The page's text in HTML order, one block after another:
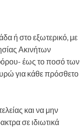
ή στο εξωτερικό, με
Ακινήτων
έως το ποσό των
για κάθε πρόσθετο
και να μην
σε ιδιωτικά